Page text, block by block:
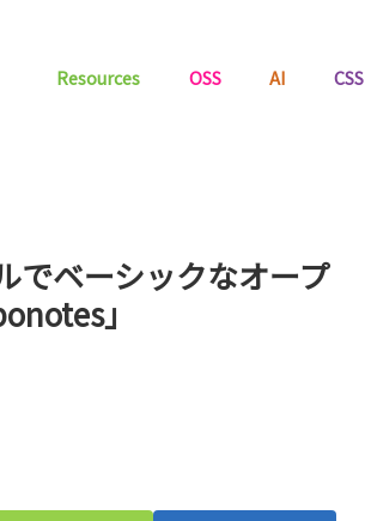
Resources OSS AI CSS
でベーシックなオープ
」